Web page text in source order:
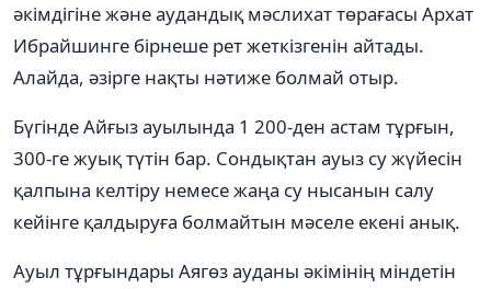
әкімдігіне және аудандық мәслихат төрағасы Архат
Ибрайшинге бірнеше рет жеткізгенін айтады.
Алайда, әзірге нақты нәтиже болмай отыр.
Бүгінде Айғыз ауылында 1 200-ден астам тұрғын,
300-ге жуық түтін бар. Сондықтан ауыз су жүйесін
қалпына келтіру немесе жаңа су нысанын салу
кейінге қалдыруға болмайтын мәселе екені анық.
Ауыл тұрғындары Аягөз ауданы әкімінің міндетін